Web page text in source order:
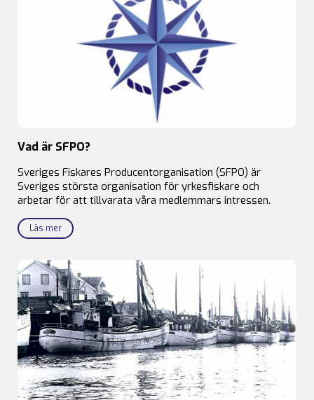
Vad är SFPO?
Sveriges Fiskares Producentorganisation (SFPO) är
Sveriges största organisation för yrkesfiskare och
arbetar för att tillvarata våra medlemmars intressen.
Läs mer